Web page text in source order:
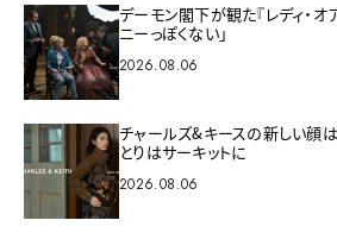
デーモン閣下が観た『レディ・オ
ニーっぽくない」
2026.08.06
チャールズ&キースの新しい顔は
とりはサーキットに
2026.08.06